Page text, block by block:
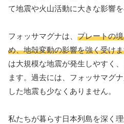
て地震や火山活動に大きな影響を
フォッサマグナは、 プレートの
め、地殻変動の影響を強く受け
は大規模な地震が発生しやすく
ます。過去には、フォッサマグ
した地震も少なくありません。
私たちが暮らす日本列島を深く理